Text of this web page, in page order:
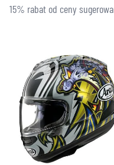
15% rabat od ceny